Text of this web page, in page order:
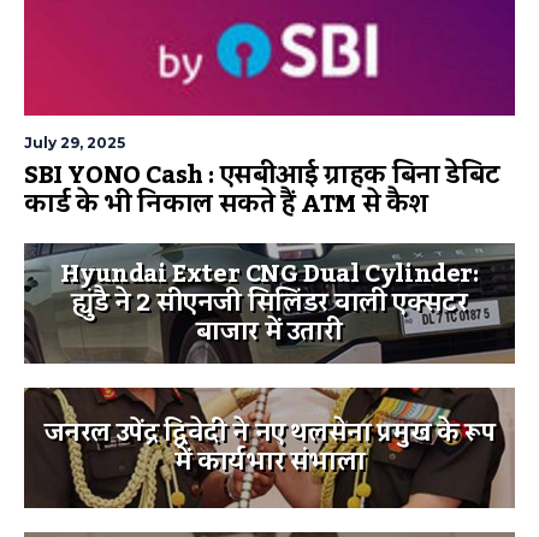
July 29, 2025
SBI YONO Cash : एसबीआई ग्राहक बिना डेबिट
कार्ड के भी निकाल सकते हैं ATM से कैश
Hyundai Exter CNG Dual Cylinder:
ह्युंडै ने 2 सीएनजी सिलिंडर वाली एक्सटर
बाजार में उतारी
जनरल उपेंद्र द्विवेदी ने नए थलसेना प्रमुख के रूप
में कार्यभार संभाला